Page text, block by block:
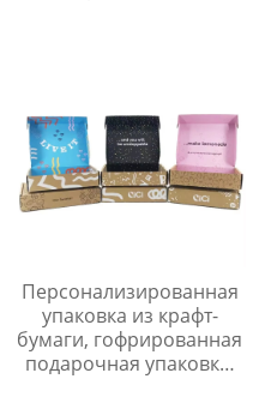
Персонализированная
упаковка из крафт-
бумаги, гофрированная
подарочная упаковка,